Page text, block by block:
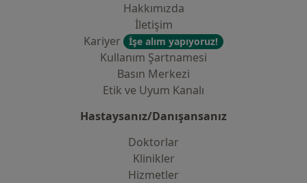
Hakkımızda
İletişim
Kariyer
İşe alım yapıyoruz!
Kullanım Şartnamesi
Basın Merkezi
Etik ve Uyum Kanalı
Hastaysanız/Danışansanız
Doktorlar
Klinikler
Hizmetler